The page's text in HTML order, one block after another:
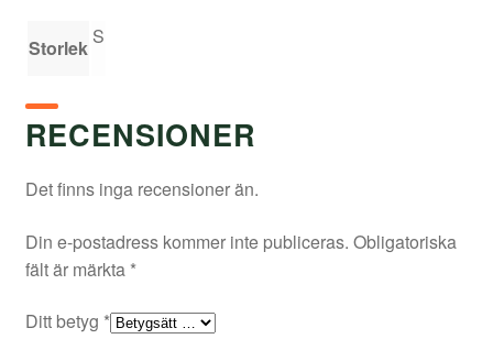
Storlek S
RECENSIONER
Det finns inga recensioner än.
Din e-postadress kommer inte publiceras. Obligatoriska
fält är märkta *
Ditt betyg *